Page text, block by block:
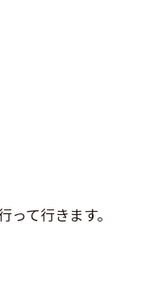
て行きます。